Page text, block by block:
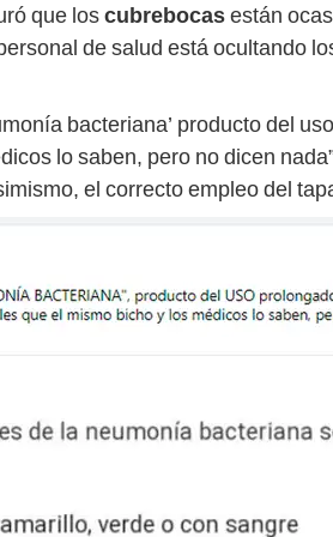
que loscubrebocasestán
de salud está ocultando
bacteriana’ producto del
lo saben, pero no dicen
el correcto empleo del